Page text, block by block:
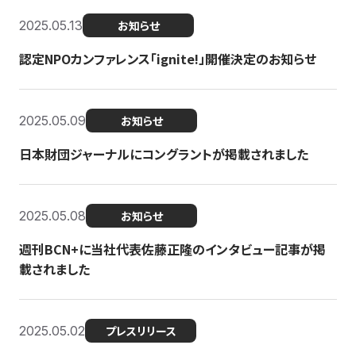
2025.05.13 お知らせ
認定NPOカンファレンス「ignite!」開催決定のお知らせ
2025.05.09 お知らせ
日本財団ジャーナルにコングラントが掲載されました
2025.05.08 お知らせ
週刊BCN+に当社代表佐藤正隆のインタビュー記事が掲
載されました
2025.05.02 プレスリリース